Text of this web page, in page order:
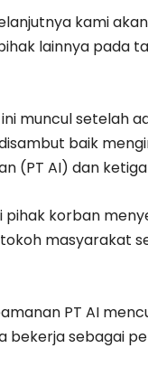
kami
lainnya pada
muncul setelah
baik
(PT AI) dan
pihak korban
masyarakat
PT AI
bekerja sebagai